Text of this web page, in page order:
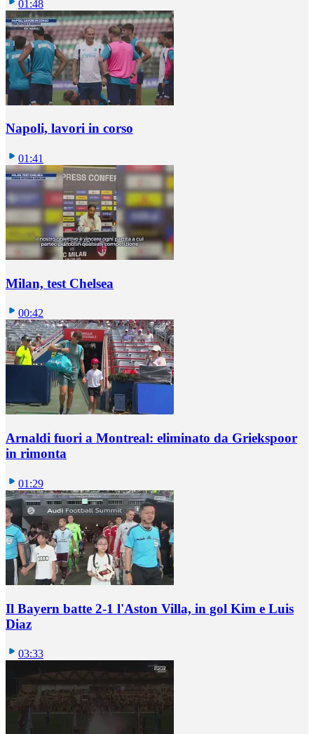
01:48
Napoli, lavori in corso
01:41
Milan, test Chelsea
00:42
Arnaldi fuori a Montreal: eliminato da Griekspoor
in rimonta
01:29
Il Bayern batte 2-1 l'Aston Villa, in gol Kim e Luis
Diaz
03:33